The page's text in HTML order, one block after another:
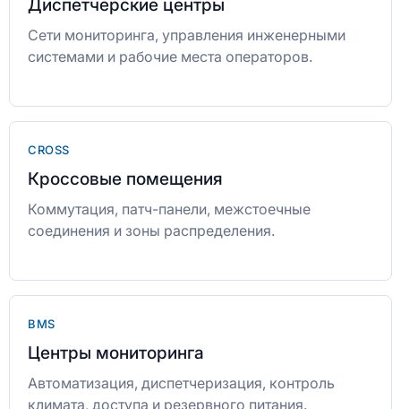
Диспетчерские центры
Сети мониторинга, управления инженерными
системами и рабочие места операторов.
CROSS
Кроссовые помещения
Коммутация, патч-панели, межстоечные
соединения и зоны распределения.
BMS
Центры мониторинга
Автоматизация, диспетчеризация, контроль
климата, доступа и резервного питания.